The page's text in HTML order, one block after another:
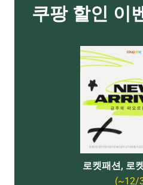
쿠팡 할인 이
로켓패션, 로
(~12/